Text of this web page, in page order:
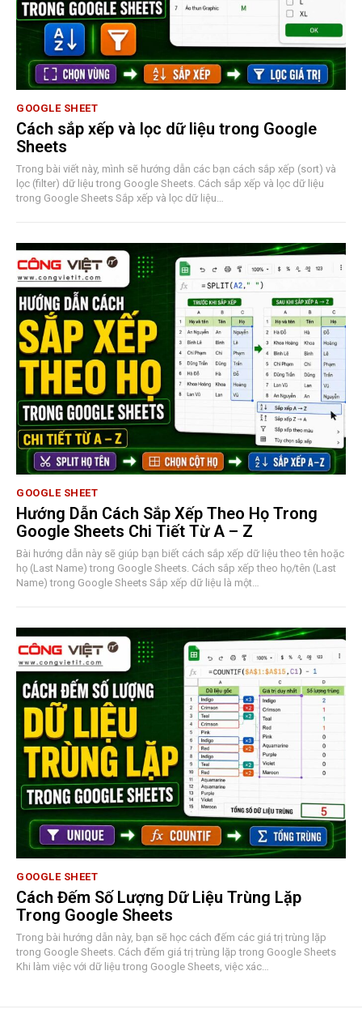
GOOGLE SHEET
Cách sắp xếp và lọc dữ liệu trong Google
Sheets
Trong bài viết này, mình sẽ hướng dẫn các bạn cách sắp xếp (sort) và
lọc (filter) dữ liệu trong Google Sheets. Cách sắp xếp và lọc dữ liệu
trong Google Sheets Sắp xếp và lọc dữ liệu…
GOOGLE SHEET
Hướng Dẫn Cách Sắp Xếp Theo Họ Trong
Google Sheets Chi Tiết Từ A – Z
Bài hướng dẫn này sẽ giúp bạn biết cách sắp xếp dữ liệu theo tên hoặc
họ (Last Name) trong Google Sheets. Cách sắp xếp theo họ/tên (Last
Name) trong Google Sheets Sắp xếp dữ liệu là một…
GOOGLE SHEET
Cách Đếm Số Lượng Dữ Liệu Trùng Lặp
Trong Google Sheets
Trong bài hướng dẫn này, bạn sẽ học cách đếm các giá trị trùng lặp
trong Google Sheets. Cách đếm giá trị trùng lặp trong Google Sheets
Khi làm việc với dữ liệu trong Google Sheets, việc xác…